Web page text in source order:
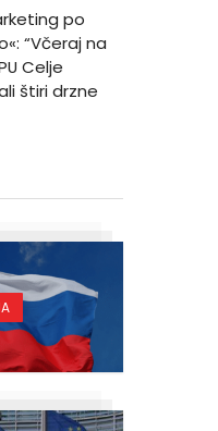
po
“Včeraj na
Celje
štiri drzne